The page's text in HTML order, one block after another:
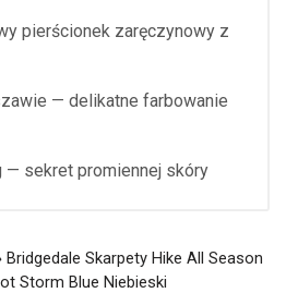
pierścionek zaręczynowy z
— delikatne farbowanie
— sekret promiennej skóry
Bridgedale Skarpety Hike All Season
Storm Blue Niebieski